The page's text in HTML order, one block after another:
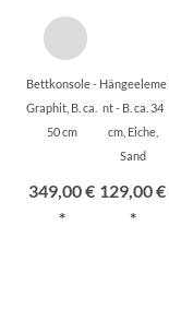
Bettkonsole -
Graphit, B. ca.
50 cm
349,00 €
*
Hängeeleme
nt - B. ca. 34
cm, Eiche,
Sand
129,00 €
*